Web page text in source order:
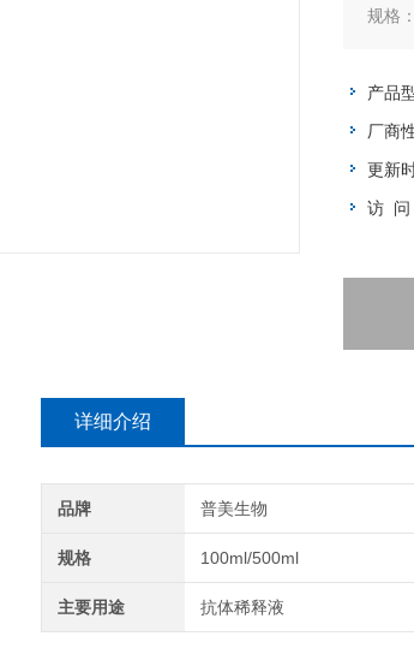
规格
产品
厂商
更新
访 问
详细介绍
品牌 普美生物
规格 100ml/500ml
主要用途 抗体稀释液